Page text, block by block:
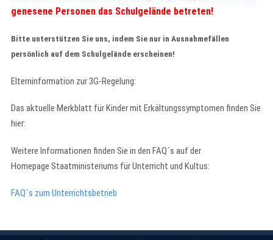
genesene Personen das Schulgelände betreten!
Bitte unterstützen Sie uns, indem Sie nur in Ausnahmefällen
persönlich auf dem Schulgelände erscheinen!
Elterninformation zur 3G-Regelung:
Das aktuelle Merkblatt für Kinder mit Erkältungssymptomen finden Sie
hier:
Weitere Informationen finden Sie in den FAQ´s auf der
Homepage Staatministeriums für Unterricht und Kultus:
FAQ´s zum Unterrichtsbetrieb